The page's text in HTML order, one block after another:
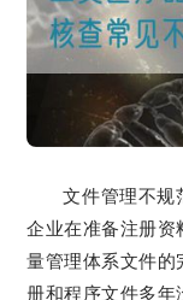
文件管理不规
企业在准备注册
量管理体系文件
册和程序文件多